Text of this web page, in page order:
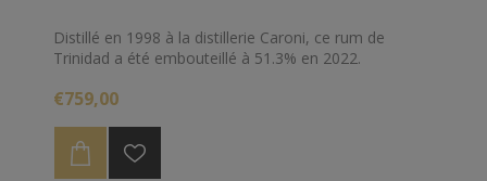
Distillé en 1998 à la distillerie Caroni, ce rum de
Trinidad a été embouteillé à 51.3% en 2022.
€759,00